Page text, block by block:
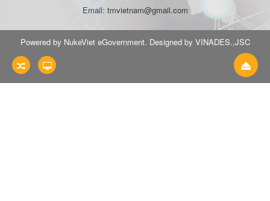
Email: tmvietnam@gmail.com
Powered by NukeViet eGovernment. Designed by VINADES.,JSC